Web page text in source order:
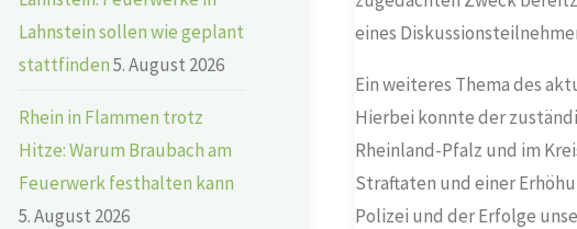
eines
Ein weiteres Thema des
Hierbei konnte der
Rheinland-Pfalz und im
Straftaten und einer
Polizei und der Erfolge
Lahnstein sollen wie geplant
stattfinden5. August 2026
Rhein in Flammen trotz
Hitze: Warum Braubach am
Feuerwerk festhalten kann
5. August 2026